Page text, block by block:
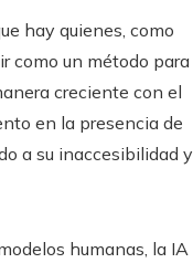
hay quienes, como
como un método para
creciente con el
en la presencia de
a su inaccesibilidad y
humanas, la IA